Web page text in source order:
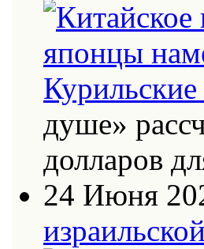
душе»
долларов
24 Июня